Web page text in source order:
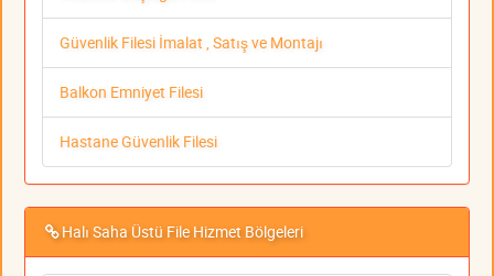
Güvenlik Filesi İmalat , Satış ve Montajı
Balkon Emniyet Filesi
Hastane Güvenlik Filesi
Halı Saha Üstü File Hizmet Bölgeleri